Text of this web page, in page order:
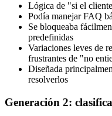
Lógica de "si el
Podía manejar FAQ
Se bloqueaba
predefinidas
Variaciones leves de
frustrantes de "no
Diseñada
resolverlos
Generación 2: